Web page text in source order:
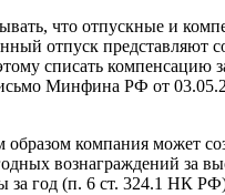
что отпускные и
отпуск представляют
списать компенсацию
Минфина РФ от
компания может
вознаграждений за
за год (п. 6 ст. 324.1 НК